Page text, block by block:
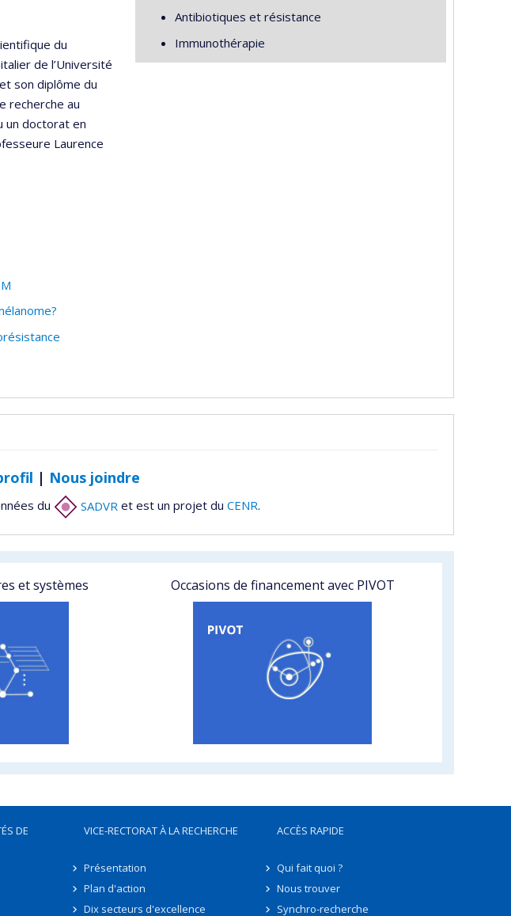
du
de l’Université
son diplôme du
recherche au
un doctorat en
Laurence
Antibiotiques et résistance
Immunothérapie
| Nous joindre
du SADVR et est un projet du CENR.
et systèmes Occasions de financement avec PIVOT
DE
VICE-RECTORAT À LA RECHERCHE
Présentation
Plan d'action
Dix secteurs d'excellence
ACCÈS RAPIDE
Qui fait quoi ?
Nous trouver
Synchro-recherche